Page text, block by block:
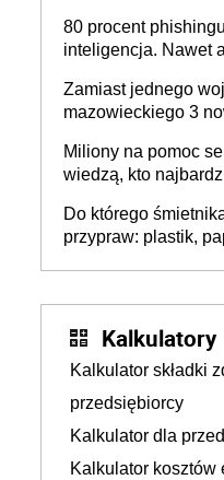
80 procent
inteligencja. Nawet
Zamiast jednego
mazowieckiego 3
Europie nie ma tak
stołecznych
Miliony na pomoc
wiedzą, kto
Do którego
przypraw: plastik,
Kalkulatory
Kalkulator składki
przedsiębiorcy
Kalkulator dla
Kalkulator kosztów